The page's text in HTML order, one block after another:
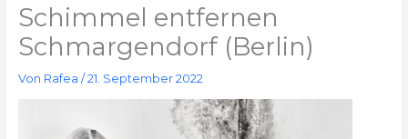
Schimmel entfernen
Schmargendorf (Berlin)
Von Rafea /21. September 2022